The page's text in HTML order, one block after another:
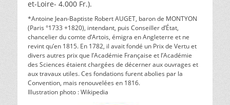
et-Loire- 4.000 Fr.).
*Antoine Jean-Baptiste Robert AUGET, baron de MONTYON
(Paris °1733 +1820), intendant, puis Conseiller d’État,
chancelier du comte d’Artois, émigra en Angleterre et ne
revint qu’en 1815. En 1782, il avait fondé un Prix de Vertu et
divers autres prix que l’Académie Française et l’Académie
des Sciences étaient chargées de décerner aux ouvrages et
aux travaux utiles. Ces fondations furent abolies par la
Convention, mais renouvelées en 1816.
Illustration photo : Wikipedia